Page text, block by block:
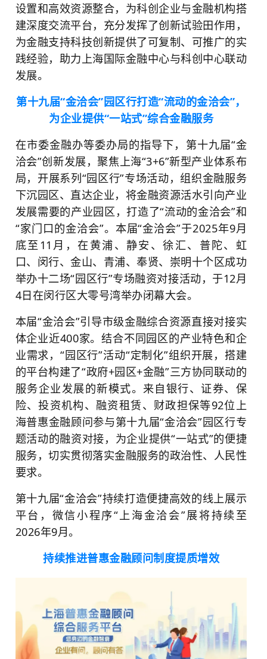
设置和高效资源整合，为科创企业与金融机构搭
建深度交流平台，充分发挥了创新试验田作用，
为金融支持科技创新提供了可复制、可推广的实
践经验，助力上海国际金融中心与科创中心联动
发展。
第十九届“金洽会”园区行打造“流动的金洽会”，
为企业提供“一站式”综合金融服务
在市委金融办等委办局的指导下，第十九届“金
洽会”创新发展，聚焦上海“3+6”新型产业体系布
局，开展系列“园区行”专场活动，组织金融服务
下沉园区、直达企业，将金融资源活水引向产业
发展需要的产业园区，打造了“流动的金洽会”和
“家门口的金洽会”。本届“金洽会”于2025年9月
底至11月，在黄浦、静安、徐汇、普陀、虹
口、闵行、金山、青浦、奉贤、崇明十个区成功
举办十二场“园区行”专场融资对接活动，于12月
4日在闵行区大零号湾举办闭幕大会。
本届“金洽会”引导市级金融综合资源直接对接实
体企业近400家。结合不同园区的产业特色和企
业需求，“园区行”活动“定制化”组织开展，搭建
的平台构建了“政府+园区+金融”三方协同联动的
服务企业发展的新模式。来自银行、证券、保
险、投资机构、融资租赁、财政担保等92位上
海普惠金融顾问参与第十九届“金洽会”园区行专
题活动的融资对接，为企业提供“一站式”的便捷
服务，切实贯彻落实金融服务的政治性、人民性
要求。
第十九届“金洽会”持续打造便捷高效的线上展示
平台，微信小程序“上海金洽会”展将持续至
2026年9月。
持续推进普惠金融顾问制度提质增效